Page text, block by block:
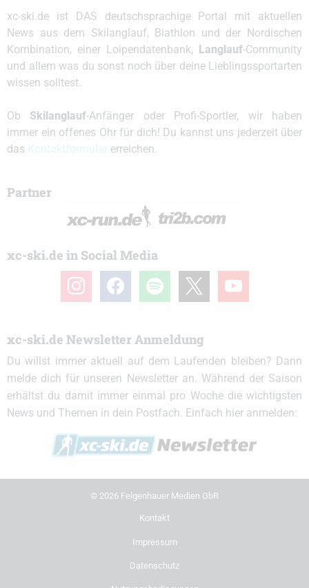
xc-ski.de ist DAS deutschsprachige Portal mit aktuellen
News aus dem Skilanglauf, Biathlon und der Nordischen
Kombination, einer Loipendatenbank, Langlauf-Community
und allem was du sonst noch über deine Lieblingssportarten
wissen solltest.
Ob Skilanglauf-Anfänger oder Profi-Sportler, wir haben
immer ein offenes Ohr für dich! Du kannst uns jederzeit über
das
erreichen.
Partner
xc-ski.de in Social Media
instagramfacebook spotify youtube
xc-ski.de Newsletter Anmeldung
Du willst immer aktuell auf dem Laufenden bleiben? Dann
melde dich für unseren Newsletter an. Während der Saison
erhältst du damit immer einmal pro Woche die wichtigsten
News und Themen in dein Postfach. Einfach hier anmelden:
© 2026 Felgenhauer Medien GbR
Kontakt
Impressum
Datenschutz